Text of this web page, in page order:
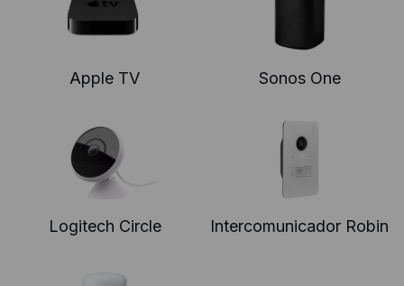
Apple TV Sonos One
Logitech Circle Intercomunicador Robin